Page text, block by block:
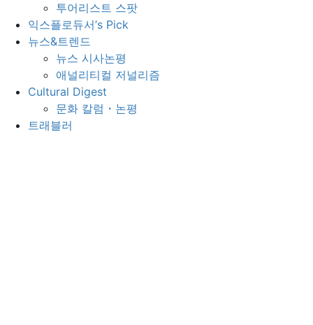
투어리스트 스팟
익스플로듀서’s Pick
뉴스&트렌드
뉴스 시사논평
애널리티컬 저널리즘
Cultural Digest
문화 칼럼・논평
트래블러